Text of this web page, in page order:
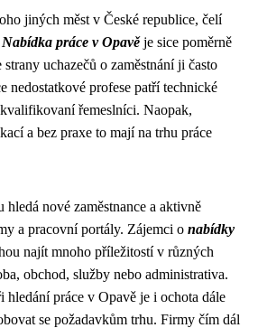
jiných měst v České republice, čelí
Nabídka práce v Opavěje sice poměrně
uchazečů o zaměstnání ji často
nedostatkové profese patří technické
řemeslníci. Naopak,
a bez praxe to mají na trhu práce
nové zaměstnance a aktivně
a pracovní portály. Zájemci o nabídky
najít mnoho příležitostí v různých
obchod, služby nebo administrativa.
práce v Opavě je i ochota dále
se požadavkům trhu. Firmy čím dál